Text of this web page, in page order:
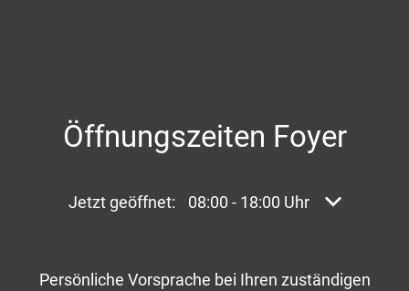
Öffnungszeiten Foyer
Klicken, um weitere Öffnungs- oder
Jetzt geöffnet: 08:00 - 18:00 Uhr Von 08:00
Persönliche Vorsprache bei Ihren zuständigen